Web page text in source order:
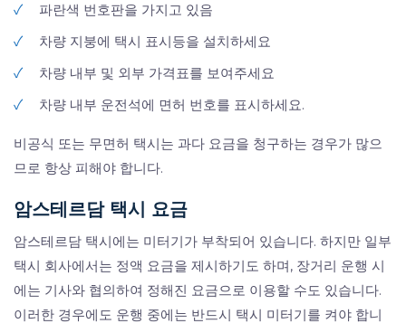
✓
파란색 번호판을 가지고 있음
✓
차량 지붕에 택시 표시등을 설치하세요
✓
차량 내부 및 외부 가격표를 보여주세요
✓
차량 내부 운전석에 면허 번호를 표시하세요.
비공식 또는 무면허 택시는 과다 요금을 청구하는 경우가 많으
므로 항상 피해야 합니다.
암스테르담 택시 요금
암스테르담 택시에는 미터기가 부착되어 있습니다. 하지만 일부
택시 회사에서는 정액 요금을 제시하기도 하며, 장거리 운행 시
에는 기사와 협의하여 정해진 요금으로 이용할 수도 있습니다.
이러한 경우에도 운행 중에는 반드시 택시 미터기를 켜야 합니